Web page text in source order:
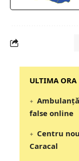
‎‎‎‎‎‎‎ULTIMA ORA
false online
Centru
Caracal